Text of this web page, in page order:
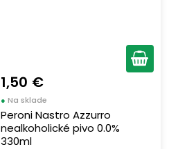
1,50 €
● Na sklade
Peroni Nastro Azzurro
nealkoholické pivo 0.0%
330ml